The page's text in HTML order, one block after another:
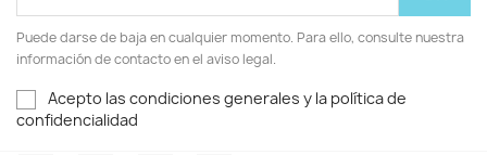
Puede darse de baja en cualquier momento. Para ello, consulte nuestra
información de contacto en el aviso legal.
Acepto las condiciones generales y la política de
confidencialidad